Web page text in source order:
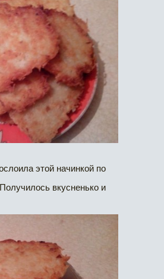
этой начинкой по
Получилось вкусненько и